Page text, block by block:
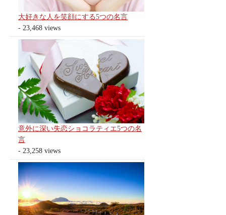
大好きな人を笑顔にする5つの名言
- 23,468 views
意外に深い失恋ショコラティエ5つの名
言
- 23,258 views